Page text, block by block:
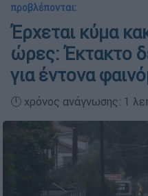
προβλέπονται:
Έρχεται κύμα
ώρες: Έκτακτο
για έντονα
🕛 χρόνος ανάγνωσης: 1